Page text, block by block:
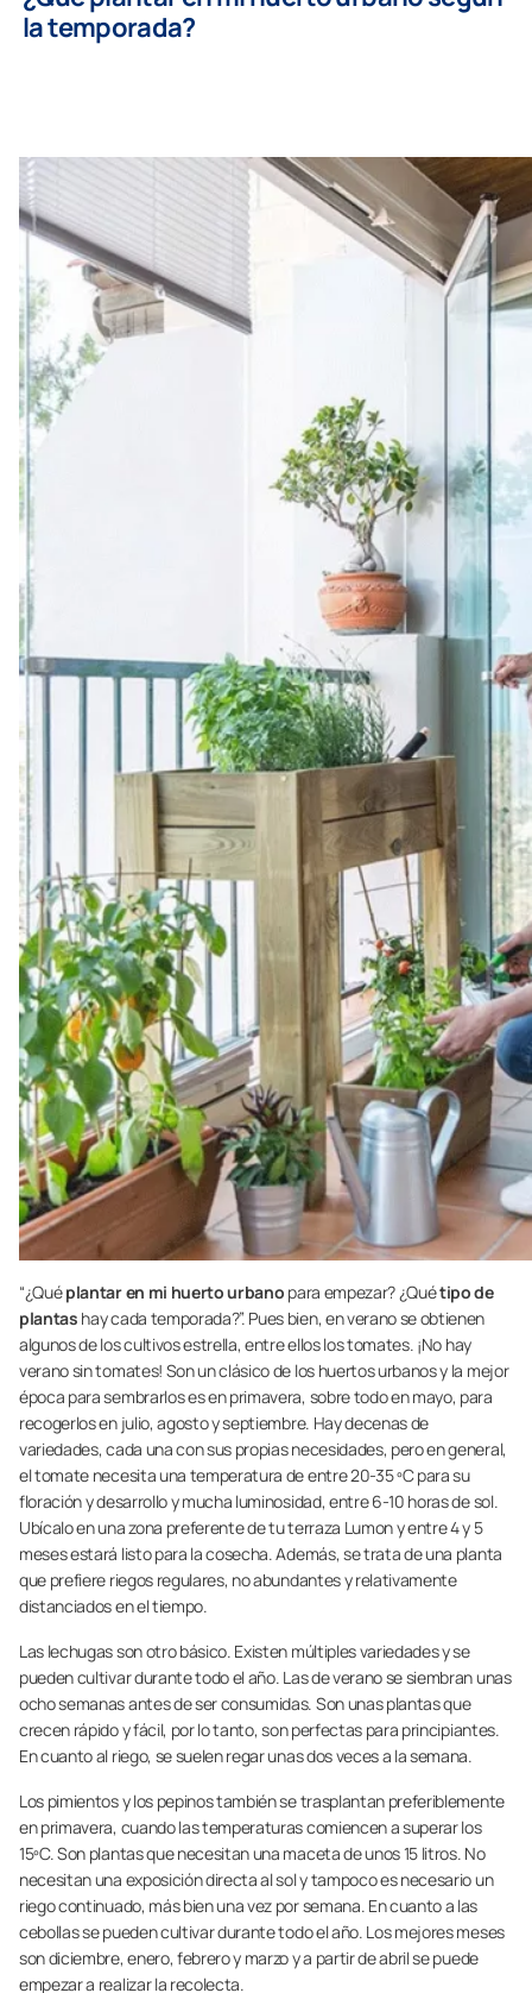
la temporada?
“¿Quéplantar en mi huerto urbano para empezar? ¿Quétipo de
plantas hay cada temporada?”. Pues bien, en verano se obtienen
algunos de los cultivos estrella, entre ellos los tomates. ¡No hay
verano sin tomates! Son un clásico de los huertos urbanos y la mejor
época para sembrarlos es en primavera, sobre todo en mayo, para
recogerlos en julio, agosto y septiembre. Hay decenas de
variedades, cada una con sus propias necesidades, pero en general,
el tomate necesita una temperatura de entre 20-35 ºC para su
floración y desarrollo y mucha luminosidad, entre 6-10 horas de sol.
Ubícalo en una zona preferente de tu terraza Lumon y entre 4 y 5
meses estará listo para la cosecha. Además, se trata de una planta
que prefiere riegos regulares, no abundantes y relativamente
distanciados en el tiempo.
Las lechugas son otro básico. Existen múltiples variedades y se
pueden cultivar durante todo el año. Las de verano se siembran unas
ocho semanas antes de ser consumidas. Son unas plantas que
crecen rápido y fácil, por lo tanto, son perfectas para principiantes.
En cuanto al riego, se suelen regar unas dos veces a la semana.
Los pimientos y los pepinos también se trasplantan preferiblemente
en primavera, cuando las temperaturas comiencen a superar los
15ºC. Son plantas que necesitan una maceta de unos 15 litros. No
necesitan una exposición directa al sol y tampoco es necesario un
riego continuado, más bien una vez por semana. En cuanto a las
cebollas se pueden cultivar durante todo el año. Los mejores meses
son diciembre, enero, febrero y marzo y a partir de abril se puede
empezar a realizar la recolecta.